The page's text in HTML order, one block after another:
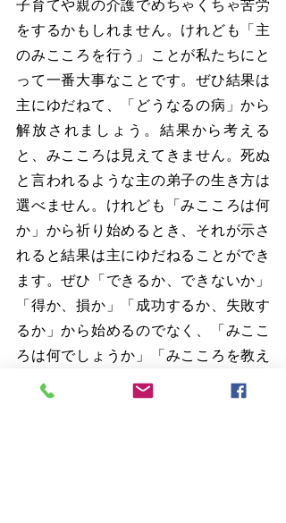
子育てや親の介護でめちゃくちゃ苦労
をするかもしれません。けれども「主
のみこころを行う」ことが私たちにと
って一番大事なことです。ぜひ結果は
主にゆだねて、「どうなるの病」から
解放されましょう。結果から考える
と、みこころは見えてきません。死ぬ
と言われるような主の弟子の生き方は
選べません。けれども「みこころは何
か」から祈り始めるとき、それが示さ
れると結果は主にゆだねることができ
ます。ぜひ「できるか、できないか」
「得か、損か」「成功するか、失敗す
るか」から始めるのでなく、「みここ
ろは何でしょうか」「みこころを教え
てください」「みこころを行わせてく
ださい」から始めましょう。そうすれ